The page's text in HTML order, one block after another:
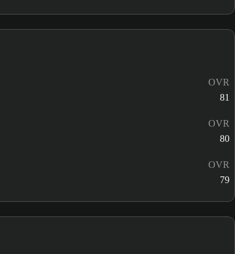
OVR
81
OVR
80
OVR
79